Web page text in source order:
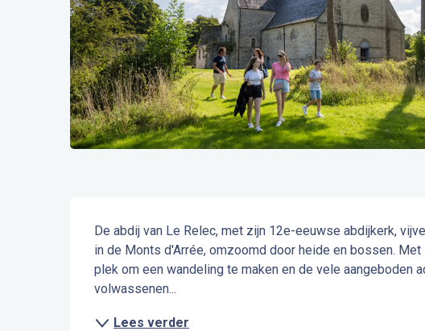
Beschrijving
De abdij van Le Relec, met zijn 12e-eeuwse abdijkerk,
in de Monts d'Arrée, omzoomd door heide en bossen.
plek om een wandeling te maken en de vele aangeboden
volwassenen...
Lees verder